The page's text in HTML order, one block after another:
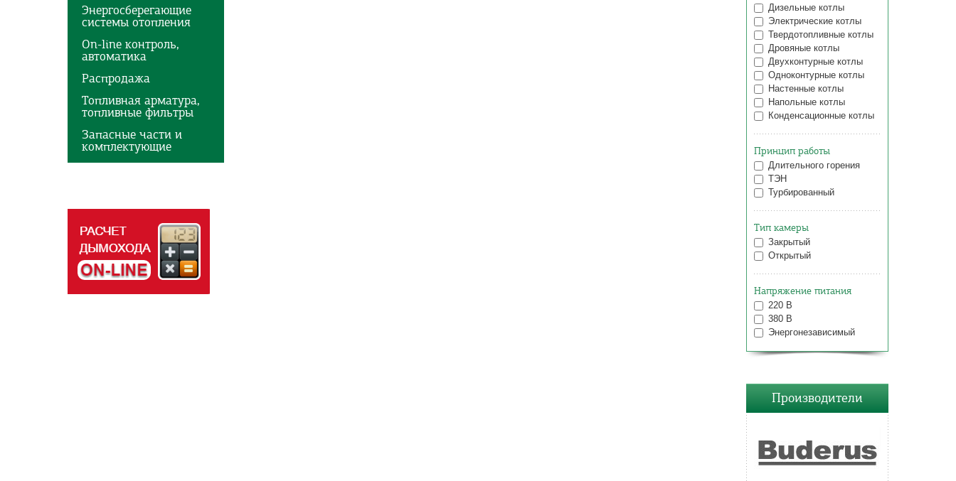
Энергосберегающие
системы отопления
On-line контроль,
автоматика
Распродажа
Топливная арматура,
топливные фильтры
Запасные части и
комплектующие
Дизельные котлы
Электрические котлы
Твердотопливные котлы
Дровяные котлы
Двухконтурные котлы
Одноконтурные котлы
Настенные котлы
Напольные котлы
Конденсационные котлы
Принцип работы
Длительного горения
ТЭН
Турбированный
Тип камеры
Закрытый
Открытый
Напряжение питания
220 В
380 В
Энергонезависимый
Производители